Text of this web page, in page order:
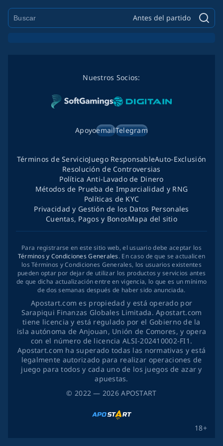
Antes del partido
© 2022 — 2026APOSTART
Nuestros Socios:
ApoyoemailTelegram
18+
Términos de ServicioJuego ResponsableAuto-Exclusión
Resolución de Controversias
Política Anti-Lavado de Dinero
Métodos de Prueba de Imparcialidad y RNG
Políticas de KYC
Privacidad y Gestión de los Datos Personales
Cuentas, Pagos y BonosMapa del sitio
Para registrarse en este sitio web, el usuario debe aceptar los
Términos y Condiciones Generales. En caso de que se actualicen
los Términos y Condiciones Generales, los usuarios existentes
pueden optar por dejar de utilizar los productos y servicios antes
de que dicha actualización entre en vigencia, lo que es un mínimo
de dos semanas después de haber sido anunciada.
Apostart.com es propiedad y está operado por
Sarapiqui Finanzas Globales Limitada. Apostart.com
tiene licencia y está regulado por el Gobierno de la
isla autónoma de Anjouan, Unión de Comores, y opera
con el número de licencia ALSI-202410002-FI1.
Apostart.com ha superado todas las normativas y está
legalmente autorizado para realizar operaciones de
juego para todos y cada uno de los juegos de azar y
apuestas.